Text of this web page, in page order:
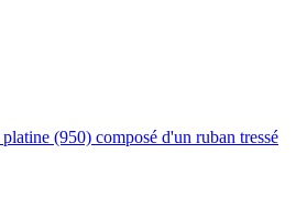
(950) composé d'un ruban tressé